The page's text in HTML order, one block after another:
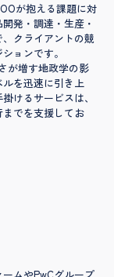
が抱える課題に対
発・調達・生産・
クライアントの競
ョンです。
が増す地政学の影
を迅速に引き上
けるサービスは、
でを支援してお